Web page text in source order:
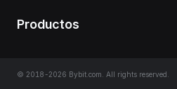
Productos
© 2018-2026 Bybit.com. All rights reserved.